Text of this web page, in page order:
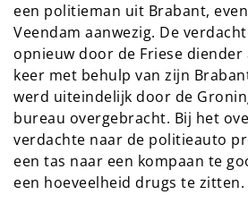
een politieman uit Brabant,
Veendam aanwezig. De
opnieuw door de Friese
keer met behulp van zijn
werd uiteindelijk door de
bureau overgebracht. Bij het
verdachte naar de politieauto
een tas naar een kompaan te
een hoeveelheid drugs te zitten.